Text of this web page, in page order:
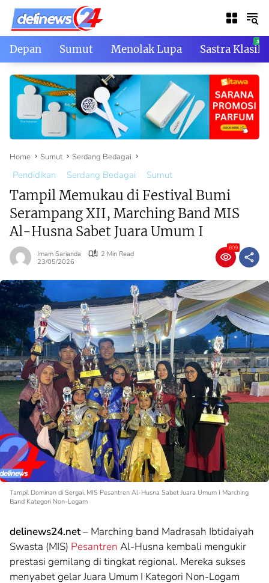
Skip
content
Depan Sumut Menolak Lupa Sastra Klasik
Home Sumut Serdang Bedagai
Pendidikan Serdang Bedagai Sumut
Tampil Memukau di Festival Bumi
Serampang XII, Marching Band MIS
Al-Husna Sabet Juara Umum I
Imam Sarianda
2 Min Read
23/05/2026
609
Tampil Dominan di Sergai, MIS Pesantren Al-Husna Sabet Juara Umum I Marching
Band Kategori Non-Logam
delinews24.net– Marching band Madrasah Ibtidaiyah
Swasta (MIS) Pesantren Al-Husna kembali mengukir
prestasi gemilang di tingkat regional. Mereka sukses
menyabet gelar Juara Umum I Kategori Non-Logam